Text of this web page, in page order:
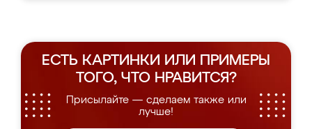
ЕСТЬ КАРТИНКИ ИЛИ ПРИМЕРЫ
ТОГО, ЧТО НРАВИТСЯ?
Присылайте — сделаем также или
лучше!